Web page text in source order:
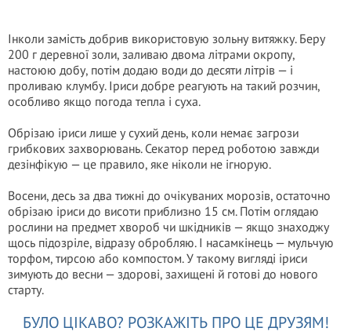
Інколи замість добрив використовую зольну витяжку. Беру
200 г деревної золи, заливаю двома літрами окропу,
настоюю добу, потім додаю води до десяти літрів — і
проливаю клумбу. Іриси добре реагують на такий розчин,
особливо якщо погода тепла і суха.
Обрізаю іриси лише у сухий день, коли немає загрози
грибкових захворювань. Секатор перед роботою завжди
дезінфікую — це правило, яке ніколи не ігнорую.
Восени, десь за два тижні до очікуваних морозів, остаточно
обрізаю іриси до висоти приблизно 15 см. Потім оглядаю
рослини на предмет хвороб чи шкідників — якщо знаходжу
щось підозріле, відразу обробляю. І насамкінець — мульчую
торфом, тирсою або компостом. У такому вигляді іриси
зимують до весни — здорові, захищені й готові до нового
старту.
БУЛО ЦІКАВО? РОЗКАЖІТЬ ПРО ЦЕ ДРУЗЯМ!